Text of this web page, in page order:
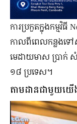
ការប្រកួត​ក្នុង​កម្មវិធី
កាលពី​ពេល​កន្លង​ទៅ​
មេដាយមាស ប្រាក់
១៨ ប្រទេស។
តាមដានជាមួយយើ